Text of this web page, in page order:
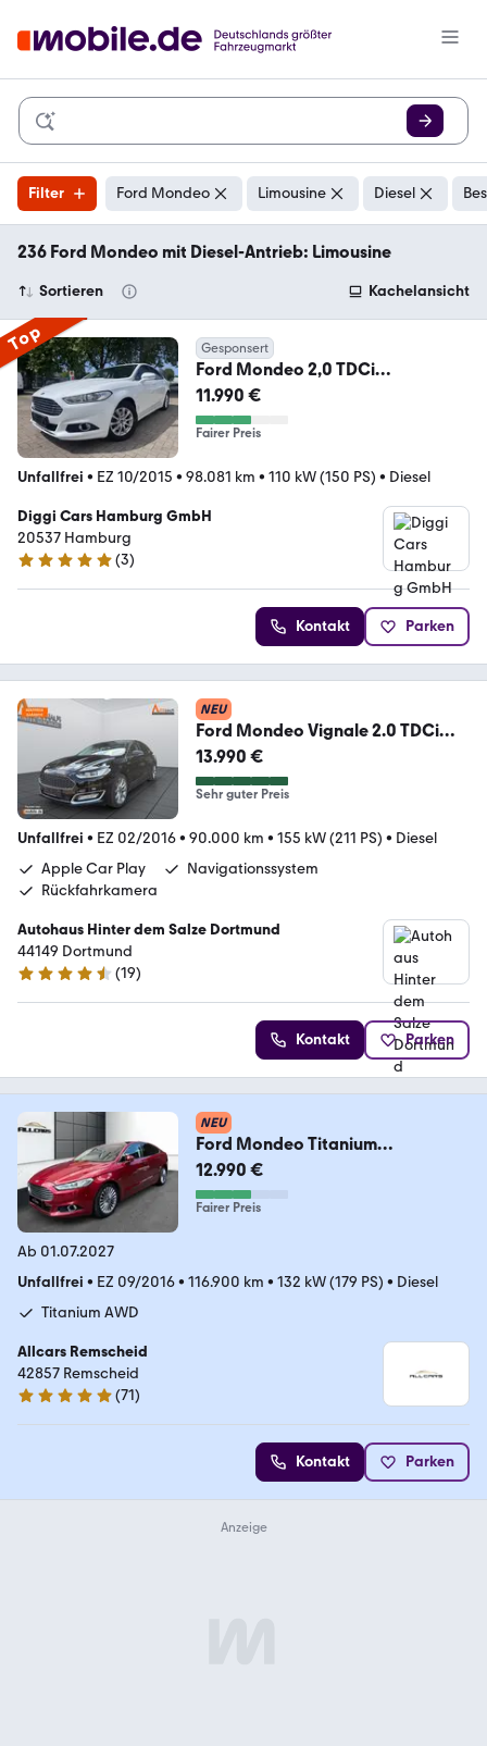
Filter Ford Mondeo Limousine Diesel
236 Ford Mondeo mit Diesel-Antrieb: Limousine
Sortieren Kachelansicht
Top Gesponsert
Ford Mondeo 2,0 TDCi
Titanium*98 tkm*12 M Garantie*
11.990 €
Fairer Preis
Unfallfrei • EZ 10/2015 • 98.081 km • 110 kW (150 PS) • Diesel
Diggi Cars Hamburg GmbH
20537 Hamburg
5 Sterne
(3)
Kontakt Parken
NEU
Ford Mondeo Vignale 2.0 TDCi
*MEMORY*NAVI*KAM*LED*
13.990 €
Sehr guter Preis
Unfallfrei • EZ 02/2016• 90.000 km • 155 kW (211 PS) • Diesel
Apple Car Play
Navigationssystem
Rückfahrkamera
Autohaus Hinter dem Salze Dortmund
44149 Dortmund
4.4 Sterne
(19)
Kontakt Parken
NEU
Ford Mondeo Titanium
AWD*Pano*Kamera*Tempomat*T
oTWink
12.990 €
Fairer Preis
Ab 01.07.2027
Unfallfrei • EZ 09/2016• 116.900 km • 132 kW (179 PS) • Diesel
Titanium AWD
Allcars Remscheid
42857 Remscheid
5 Sterne
(71)
Kontakt Parken